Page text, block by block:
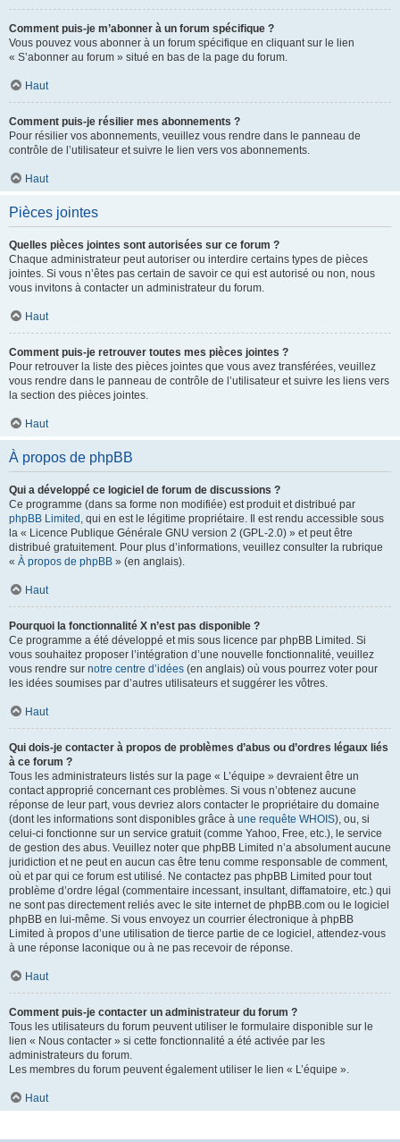
Comment puis-je m’abonner à un forum spécifique ?
Vous pouvez vous abonner à un forum spécifique en cliquant sur le lien
« S’abonner au forum » situé en bas de la page du forum.
Haut
Comment puis-je résilier mes abonnements ?
Pour résilier vos abonnements, veuillez vous rendre dans le panneau de
contrôle de l’utilisateur et suivre le lien vers vos abonnements.
Haut
Pièces jointes
Quelles pièces jointes sont autorisées sur ce forum ?
Chaque administrateur peut autoriser ou interdire certains types de pièces
jointes. Si vous n’êtes pas certain de savoir ce qui est autorisé ou non, nous
vous invitons à contacter un administrateur du forum.
Haut
Comment puis-je retrouver toutes mes pièces jointes ?
Pour retrouver la liste des pièces jointes que vous avez transférées, veuillez
vous rendre dans le panneau de contrôle de l’utilisateur et suivre les liens vers
la section des pièces jointes.
Haut
À propos de phpBB
Qui a développé ce logiciel de forum de discussions ?
Ce programme (dans sa forme non modifiée) est produit et distribué par
phpBB Limited , qui en est le légitime propriétaire. Il est rendu accessible sous
la « Licence Publique Générale GNU version 2 (GPL-2.0) » et peut être
distribué gratuitement. Pour plus d’informations, veuillez consulter la rubrique
« À propos de phpBB » (en anglais).
Haut
Pourquoi la fonctionnalité X n’est pas disponible ?
Ce programme a été développé et mis sous licence par phpBB Limited. Si
vous souhaitez proposer l’intégration d’une nouvelle fonctionnalité, veuillez
vous rendre sur notre centre d’idées (en anglais) où vous pourrez voter pour
les idées soumises par d’autres utilisateurs et suggérer les vôtres.
Haut
Qui dois-je contacter à propos de problèmes d’abus ou d’ordres légaux liés
à ce forum ?
Tous les administrateurs listés sur la page « L’équipe » devraient être un
contact approprié concernant ces problèmes. Si vous n’obtenez aucune
réponse de leur part, vous devriez alors contacter le propriétaire du domaine
(dont les informations sont disponibles grâce à une requête WHOIS), ou, si
celui-ci fonctionne sur un service gratuit (comme Yahoo, Free, etc.), le service
de gestion des abus. Veuillez noter que phpBB Limited n’a absolument aucune
juridiction et ne peut en aucun cas être tenu comme responsable de comment,
où et par qui ce forum est utilisé. Ne contactez pas phpBB Limited pour tout
problème d’ordre légal (commentaire incessant, insultant, diffamatoire, etc.) qui
ne sont pas directement reliés avec le site internet de phpBB.com ou le logiciel
phpBB en lui-même. Si vous envoyez un courrier électronique à phpBB
Limited à propos d’une utilisation de tierce partie de ce logiciel, attendez-vous
à une réponse laconique ou à ne pas recevoir de réponse.
Haut
Comment puis-je contacter un administrateur du forum ?
Tous les utilisateurs du forum peuvent utiliser le formulaire disponible sur le
lien « Nous contacter » si cette fonctionnalité a été activée par les
administrateurs du forum.
Les membres du forum peuvent également utiliser le lien « L’équipe ».
Haut